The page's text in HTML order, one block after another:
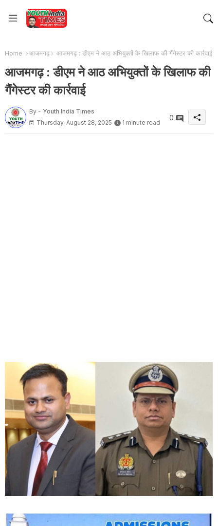
Home आजमगढ़ आजमगढ़ : डीएम ने आठ अभियुक्तों के खिलाफ की गैंगेस्टर की कार्रवाई
आजमगढ़ : डीएम ने आठ अभियुक्तों के खिलाफ की
गैंगेस्टर की कार्रवाई
By - Youth India Times
Thursday, August 28, 2025
1 minute read
0